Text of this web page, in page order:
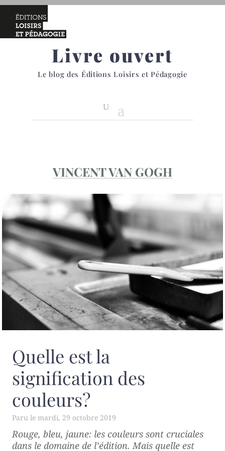
Livre ouvert
Le blog des Éditions Loisirs et Pédagogie
VINCENT VAN GOGH
Quelle est la
signification des
couleurs?
mardi, 29 octobre 2019
Rouge, bleu, jaune: les couleurs sont cruciales
dans le domaine de l’édition. Mais quelle est